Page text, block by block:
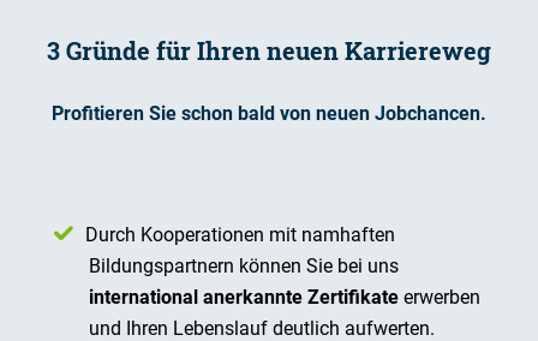
3 Gründe für Ihren neuen Karriereweg
Profitieren Sie schon bald von neuen Jobchancen.
Durch Kooperationen mit namhaften
Bildungspartnern können Sie bei uns
international anerkannte Zertifikate erwerben
und Ihren Lebenslauf deutlich aufwerten.